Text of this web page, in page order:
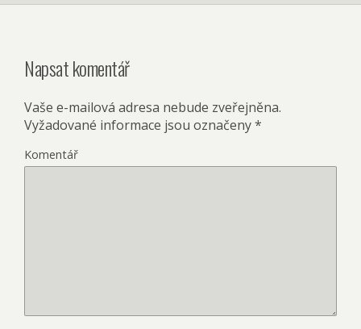
Napsat komentář
Vaše e-mailová adresa nebude zveřejněna.
Vyžadované informace jsou označeny*
Komentář